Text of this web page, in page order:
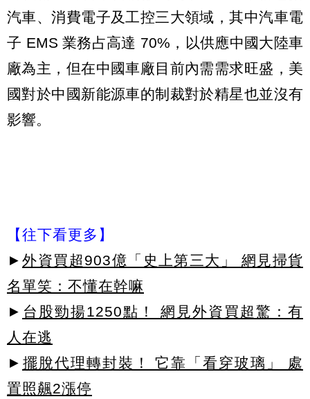
汽車、消費電子及工控三大領域，其中汽車電
子 EMS 業務占高達 70%，以供應中國大陸車
廠為主，但在中國車廠目前內需需求旺盛，美
國對於中國新能源車的制裁對於精星也並沒有
影響。
【往下看更多】
► 外資買超903億「史上第三大」 網見掃貨
名單笑：不懂在幹嘛
► 台股勁揚1250點！ 網見外資買超驚：有
人在逃
► 擺脫代理轉封裝！ 它靠「看穿玻璃」 處
置照飆2漲停